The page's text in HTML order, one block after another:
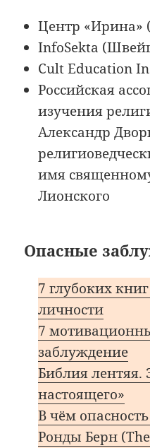
Центр «Ирина»
InfoSekta
Cult Education
Российская
изучения
Александр
имя
Лионского
Опасные
7 глубоких
личности
7
заблуждение
Библия лентяя.
настоящего»
В чём
Ронды Берн